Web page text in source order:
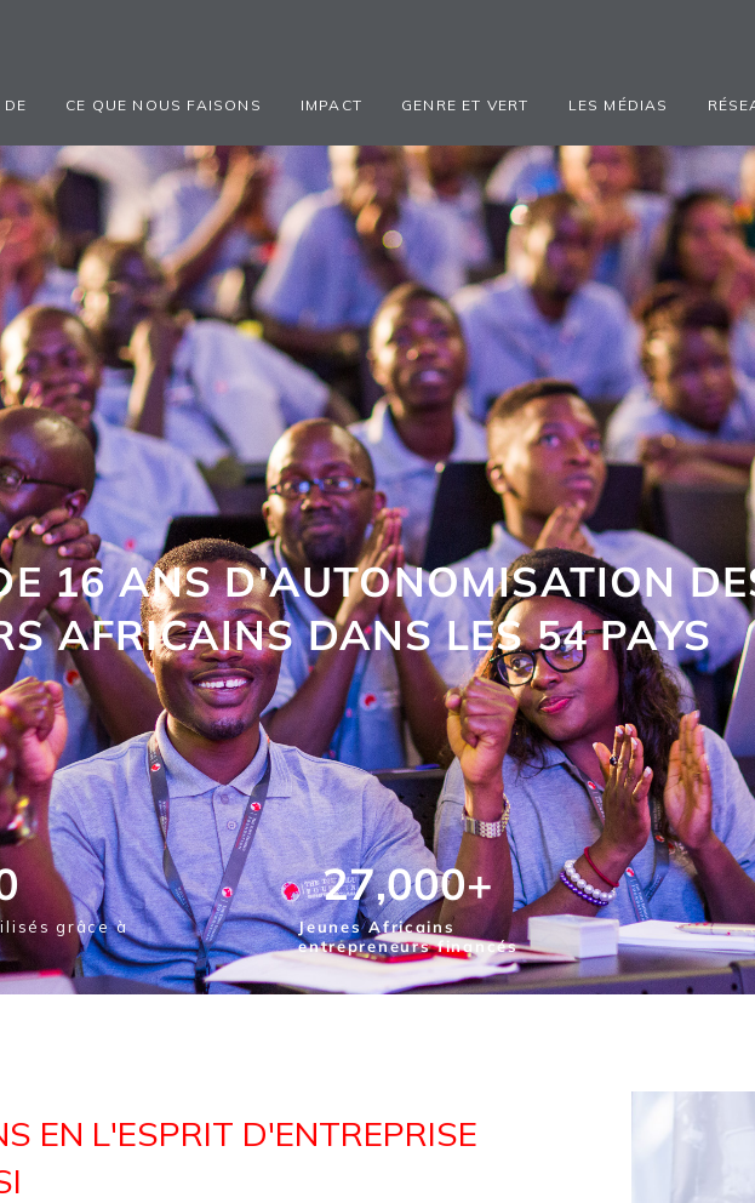
CE QUE NOUS FAISONS IMPACT GENRE ET VERT LES MÉDIAS
16 ANS D'AUTONOMISATION
AFRICAINS DANS LES 54 PAYS
grâce à
Jeunes Africains
entrepreneurs financés
27,000+
EN L'ESPRIT D'ENTREPRISE